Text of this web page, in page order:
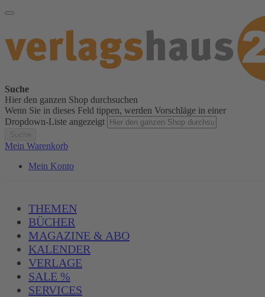
Suche
Hier den ganzen Shop durchsuchen
Wenn Sie in dieses Feld tippen, werden Vorschläge in einer
Dropdown-Liste angezeigt
Mein Warenkorb
Mein Konto
THEMEN
BÜCHER
MAGAZINE & ABO
KALENDER
VERLAGE
SALE %
SERVICES